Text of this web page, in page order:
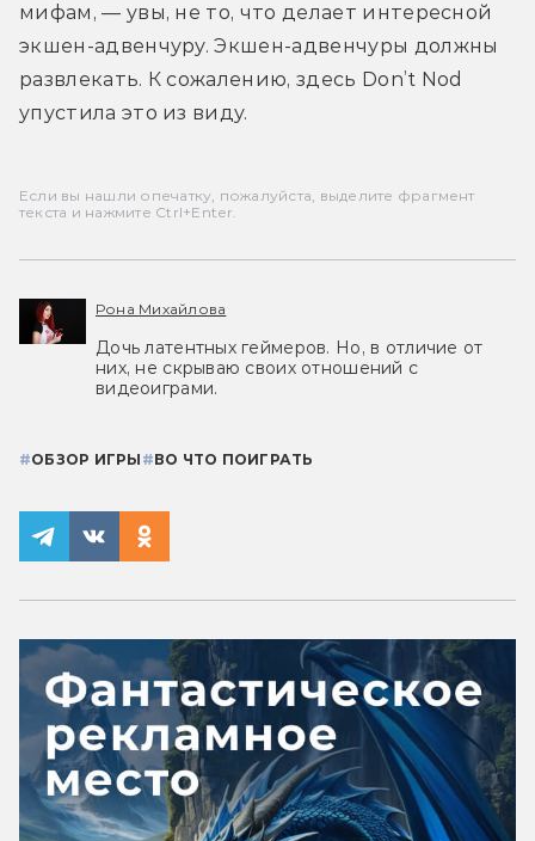
мифам, — увы, не то, что делает интересной
экшен-адвенчуру. Экшен-адвенчуры должны
развлекать. К сожалению, здесь Don’t Nod
упустила это из виду.
Если вы нашли опечатку, пожалуйста, выделите фрагмент
текста и нажмите Ctrl+Enter.
Рона Михайлова
Дочь латентных геймеров. Но, в отличие от
них, не скрываю своих отношений с
видеоиграми.
#ОБЗОР ИГРЫ #ВО ЧТО ПОИГРАТЬ